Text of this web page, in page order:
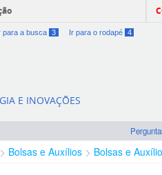
para a busca 3 Ir para o rodapé 4
E INOVAÇÕES
Bolsas e Auxílios Bolsas e